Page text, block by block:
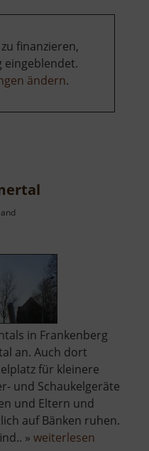
finanzieren,
eingeblendet.
ändern.
in Frankenberg
an. Auch dort
für kleinere
und Schaukelgeräte
und Eltern und
auf Bänken ruhen.
» weiterlesen